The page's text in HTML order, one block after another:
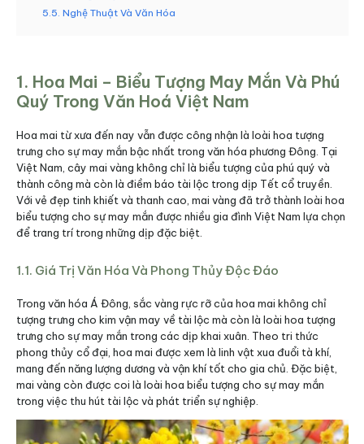
5.5. Nghệ Thuật Và Văn Hóa
1. Hoa Mai – Biểu Tượng May Mắn Và Phú
Quý Trong Văn Hoá Việt Nam
Hoa mai từ xưa đến nay vẫn được công nhận là loài hoa tượng
trưng cho sự may mắn bậc nhất trong văn hóa phương Đông. Tại
Việt Nam, cây mai vàng không chỉ là biểu tượng của phú quý và
thành công mà còn là điềm báo tài lộc trong dịp Tết cổ truyền.
Với vẻ đẹp tinh khiết và thanh cao, mai vàng đã trở thành loài hoa
biểu tượng cho sự may mắn được nhiều gia đình Việt Nam lựa chọn
để trang trí trong những dịp đặc biệt.
1.1. Giá Trị Văn Hóa Và Phong Thủy Độc Đáo
Trong văn hóa Á Đông, sắc vàng rực rỡ của hoa mai không chỉ
tượng trưng cho kim vận may về tài lộc mà còn là loài hoa tượng
trưng cho sự may mắn trong các dịp khai xuân. Theo tri thức
phong thủy cổ đại, hoa mai được xem là linh vật xua đuổi tà khí,
mang đến năng lượng dương và vận khí tốt cho gia chủ. Đặc biệt,
mai vàng còn được coi là loài hoa biểu tượng cho sự may mắn
trong việc thu hút tài lộc và phát triển sự nghiệp.